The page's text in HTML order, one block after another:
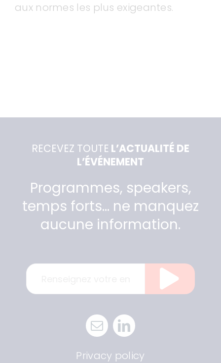
aux normes les plus exigeantes.
RECEVEZ TOUTE L’ACTUALITÉ DE
L’ÉVÉNEMENT
Programmes, speakers,
temps forts… ne manquez
aucune information.
Privacy policy